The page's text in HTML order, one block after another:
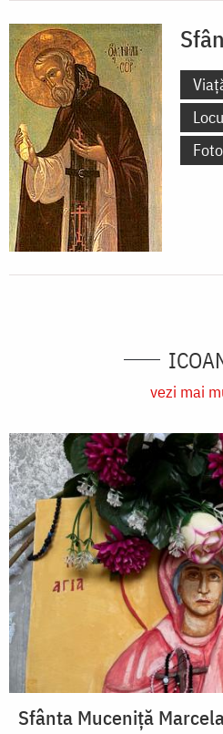
vezi mai
Sfânta Muceniță